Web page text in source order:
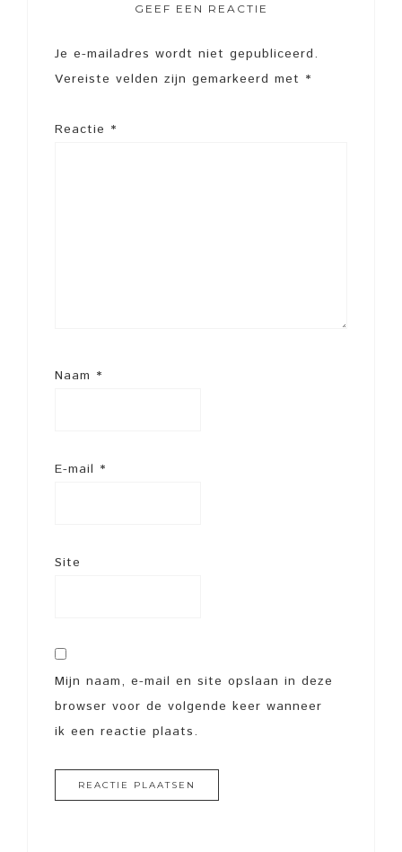
GEEF EEN REACTIE
Je e-mailadres wordt niet gepubliceerd.
Vereiste velden zijn gemarkeerd met *
Reactie *
Naam *
E-mail *
Site
Mijn naam, e-mail en site opslaan in deze
browser voor de volgende keer wanneer
ik een reactie plaats.